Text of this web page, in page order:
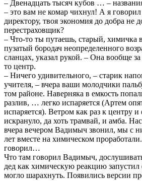
– Двенадцать тысяч кубов … –
– это вам не комар чихнул! А я
директору, твоя экономия до добра не
перестраховщик?
– Что-то ты путаешь, старый, химичка
пузатый бородач неопределенного
сланцах, указал рукой. – Она вообще
то центр.
– Ничего удивительного, – старик
учителя, – вчера ваши молодчики
том районе. Наверняка в емкость
разлив, … легко испаряется (Артем
испаряется). Ветром как раз к центру
искрануло, да хоть трамвай, и амба.
вчера вечером Вадимыч звонил, мы с
лет вместе на химическом
говорил…
Что там говорил Вадимыч,
дед как химическую реакцию запустил
могло шарахнуть. Появились версии